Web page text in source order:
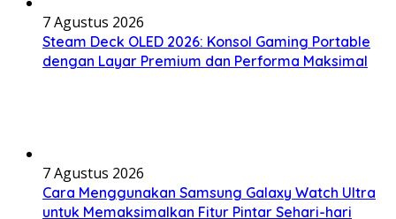
7 Agustus 2026
Steam Deck OLED 2026: Konsol Gaming Portable
dengan Layar Premium dan Performa Maksimal
7 Agustus 2026
Cara Menggunakan Samsung Galaxy Watch Ultra
untuk Memaksimalkan Fitur Pintar Sehari-hari